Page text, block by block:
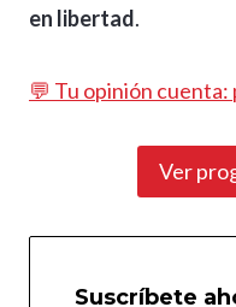
en libertad.
💬 Tu opinión
Ver
Suscríbete